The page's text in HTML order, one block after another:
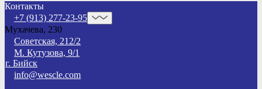
Контакты
+7 (913) 277-23-95
Мухачева, 230
Советская, 212/2
М. Кутузова, 9/1
г. Бийск
info@wescle.com